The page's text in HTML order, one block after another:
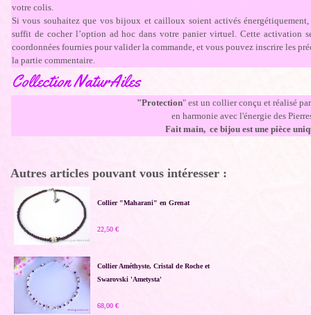
votre colis.
Si vous souhaitez que vos bijoux et cailloux soient activés
suffit de cocher l’option ad hoc dans votre panier virtuel. Cette activation
coordonnées fournies pour valider la commande, et vous pouvez inscrire les
la partie commentaire.
Collection NaturAiles
"Protection" est un collier conçu et réalisé
en harmonie avec l'énergie des
Fait main, ce bijou est une pièce
Autres articles pouvant vous intéresser :
Collier "Maharani" en Grenat
22,50 €
Collier Améthyste, Cristal de Roche et
Swarovski 'Ametysta'
68,00 €